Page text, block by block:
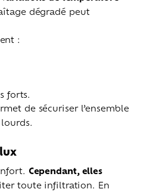
dégradé peut
:
forts.
de sécuriser l’ensemble
Cependant, elles
toute infiltration. En